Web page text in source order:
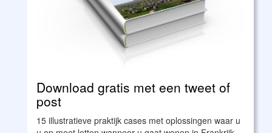
Download gratis met een tweet of
post
15 illustratieve praktijk cases met oplossingen waar u